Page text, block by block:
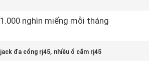
1.000 nghìn miếng mỗi tháng
jack đa cổng rj45, nhiều ổ cắm rj45